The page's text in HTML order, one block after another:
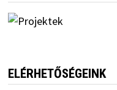
ELÉRHETŐSÉGEINK